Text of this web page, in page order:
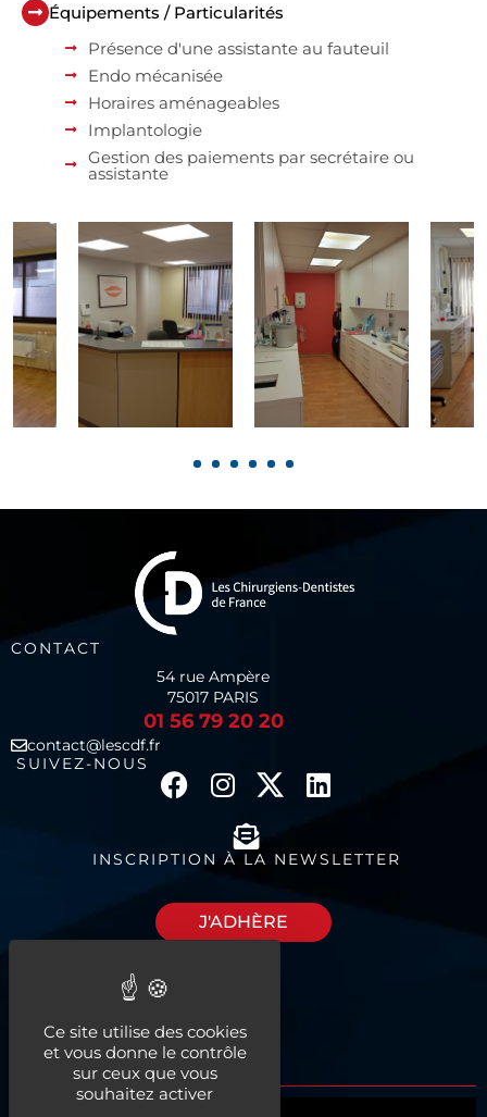
Équipements / Particularités
Présence d'une assistante au fauteuil
Endo mécanisée
Horaires aménageables
Implantologie
Gestion des paiements par secrétaire ou
assistante
CONTACT
54 rue Ampère
75017 PARIS
01 56 79 20 20
contact@lescdf.fr
SUIVEZ-NOUS
INSCRIPTION À LA NEWSLETTER
J'ADHÈRE
espaces à louer
Ce site utilise des cookies
et vous donne le contrôle
sur ceux que vous
souhaitez activer